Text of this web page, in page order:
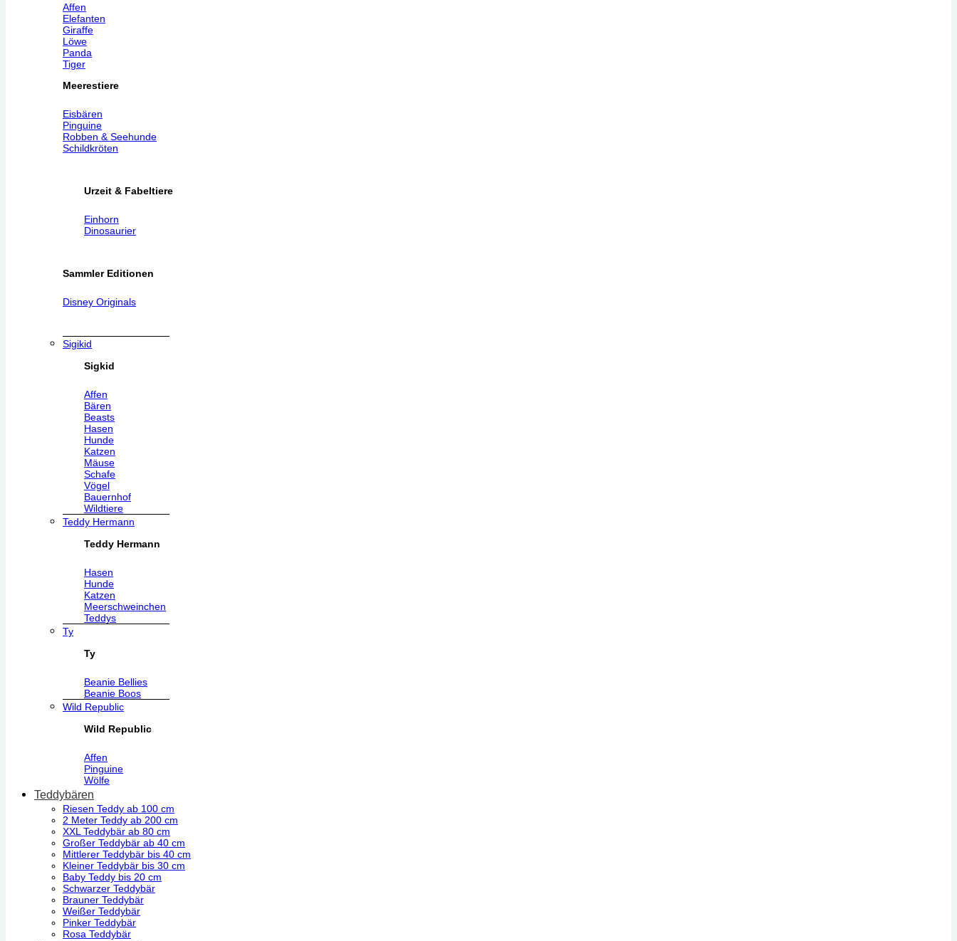
Affen
Elefanten
Giraffe
Löwe
Panda
Tiger
Meerestiere
Eisbären
Pinguine
Robben & Seehunde
Schildkröten
Urzeit & Fabeltiere
Einhorn
Dinosaurier
Sammler Editionen
Disney Originals
Sigikid
Sigkid
Affen
Bären
Beasts
Hasen
Hunde
Katzen
Mäuse
Schafe
Vögel
Bauernhof
Wildtiere
Teddy Hermann
Teddy Hermann
Hasen
Hunde
Katzen
Meerschweinchen
Teddys
Ty
Ty
Beanie Bellies
Beanie Boos
Wild Republic
Wild Republic
Affen
Pinguine
Wölfe
Teddybären
Riesen Teddy ab 100 cm
2 Meter Teddy ab 200 cm
XXL Teddybär ab 80 cm
Großer Teddybär ab 40 cm
Mittlerer Teddybär bis 40 cm
Kleiner Teddybär bis 30 cm
Baby Teddy bis 20 cm
Schwarzer Teddybär
Brauner Teddybär
Weißer Teddybär
Pinker Teddybär
Rosa Teddybär